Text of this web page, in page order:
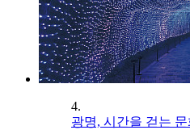
4.
광명, 시간을 걷는